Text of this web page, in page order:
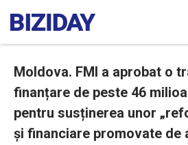
Moldova. FMI a aprobat o
finanțare de peste 46
pentru susținerea unor
şi financiare promovate de